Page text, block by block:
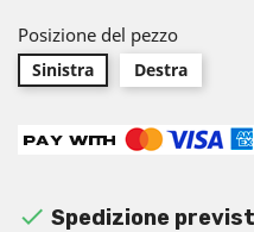
Posizione del pezzo
Sinistra Destra
 Spedizione